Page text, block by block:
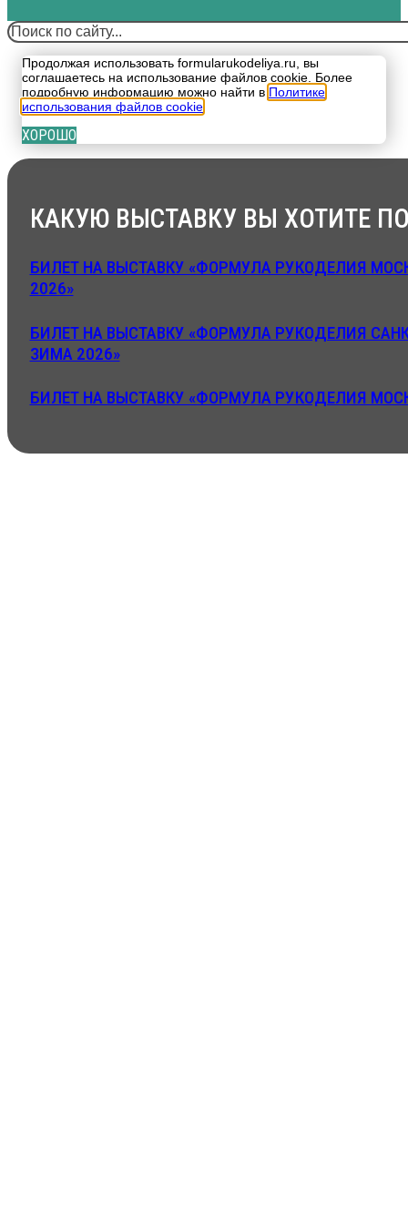
Поиск
Продолжая использовать formularukodeliya.ru, вы
соглашаетесь на использование файлов cookie. Более
подробную информацию можно найти в Политике
использования файлов cookie
ХОРОШО
КАКУЮ ВЫСТАВКУ ВЫ ХОТИТЕ
БИЛЕТ НА ВЫСТАВКУ «ФОРМУЛА РУКОДЕЛИЯ
2026»
БИЛЕТ НА ВЫСТАВКУ «ФОРМУЛА РУКОДЕЛИЯ
ЗИМА 2026»
БИЛЕТ НА ВЫСТАВКУ «ФОРМУЛА РУКОДЕЛИЯ